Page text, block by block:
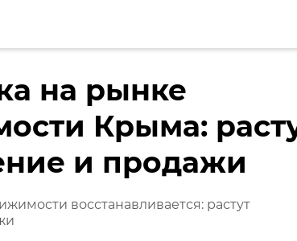
на рынке
Крыма:
и продажи
восстанавливается: растут